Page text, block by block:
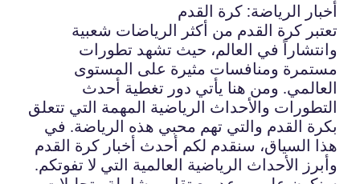
أخبار الرياضة: كرة القدم
تعتبر كرة القدم من أكثر الرياضات شعبية
وانتشاراً في العالم، حيث تشهد تطورات
مستمرة ومنافسات مثيرة على المستوى
العالمي. ومن هنا يأتي دور تغطية أحدث
التطورات والأحداث الرياضية المهمة التي تتعلق
بكرة القدم والتي تهم محبي هذه الرياضة. في
هذا السياق، سنقدم لكم أحدث أخبار كرة القدم
وأبرز الأحداث الرياضية العالمية التي لا تفوتكم.